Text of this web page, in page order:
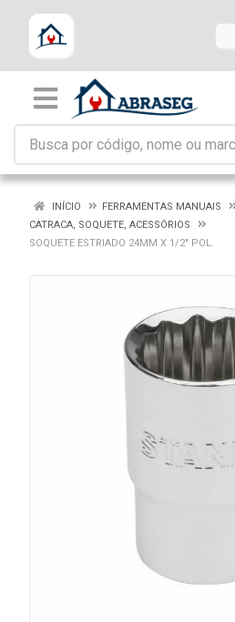
INÍCIO
FERRAMENTAS MANUAIS
CATRACA, SOQUETE, ACESSÓRIOS
SOQUETE ESTRIADO 24MM X 1/2" POL.